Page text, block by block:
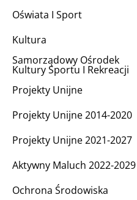
Oświata I Sport
Kultura
Samorządowy Ośrodek
Kultury Sportu I Rekreacji
Projekty Unijne
Projekty Unijne 2014-2020
Projekty Unijne 2021-2027
Aktywny Maluch 2022-2029
Ochrona Środowiska